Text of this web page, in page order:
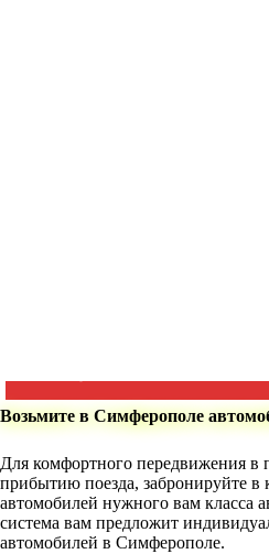
Возьмите в Симферополе
Для комфортного передвижения в
прибытию поезда, забронируйте в
автомобилей нужного вам класса
система вам предложит
автомобилей в Симферополе.